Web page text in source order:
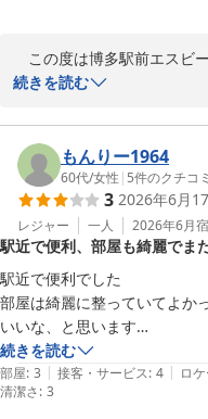
この度は博多駅前エスビ
います。
す。
また朝食について貴重なご
今後のホテル運営において
ご指摘を賜り、有難うござ
お客様に引き継ぎお選びい
一同、これからも精進致し
福岡へお越しの際は、博多
ます。
次回お客様のお越しを心よ
博多駅前エスビーホテル
2026-07-05
続きを読む
もんりー1964
60代/女性 | 5件のクチコミ
3 2026年6月
レジャー 一人 2026年6月
駅近で便利、部屋も綺麗でま
駅近で便利でした
部屋は綺麗に整っていてよか
いいな、と思います
駅から分かりやすいので、機
また利用させて頂きます
続きを読む
部屋: 3 | 接客・サービス: 4 | ロ
清潔さ: 3